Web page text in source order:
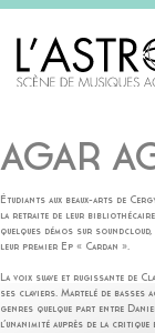
AGAR
Étudiants aux beaux-arts de
la retraite de leur
quelques démos sur
leur premier Ep « Cardan ».
La voix suave et rugissante de
ses claviers. Martelé de basses
genres quelque part entre
l’unanimité auprès de la